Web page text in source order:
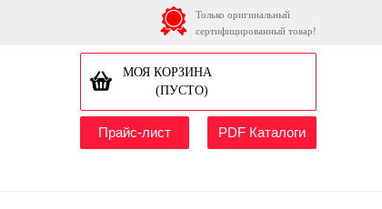
Только оригинальный
сертифицированный товар!
МОЯ КОРЗИНА
(ПУСТО)
Прайс-лист PDF Каталоги